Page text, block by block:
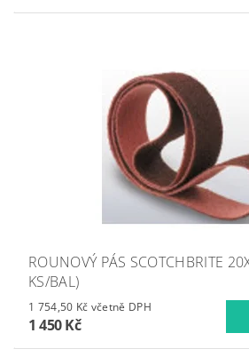
ROUNOVÝ PÁS SCOTCHBRITE
KS/BAL)
1 754,50 Kč včetně DPH
1 450 Kč